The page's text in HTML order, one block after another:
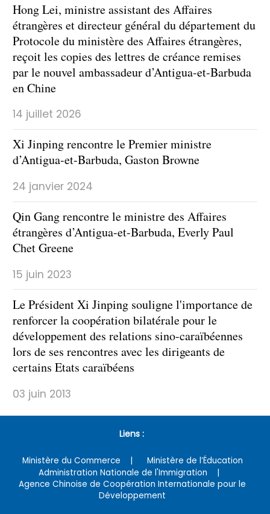
Hong Lei, ministre assistant des Affaires
étrangères et directeur général du département du
Protocole du ministère des Affaires étrangères,
reçoit les copies des lettres de créance remises
par le nouvel ambassadeur d’Antigua-et-Barbuda
en Chine
14 juillet 2026
Xi Jinping rencontre le Premier ministre
d’Antigua-et-Barbuda, Gaston Browne
24 janvier 2024
Qin Gang rencontre le ministre des Affaires
étrangères d’Antigua-et-Barbuda, Everly Paul
Chet Greene
15 juin 2023
Le Président Xi Jinping souligne l'importance de
renforcer la coopération bilatérale pour le
développement des relations sino-caraïbéennes
lors de ses rencontres avec les dirigeants de
certains Etats caraïbéens
03 juin 2013
Liens :
Ministère du Commerce
Ministère de l’Éducation
Administration Nationale de l'Immigration
Agence Chinoise de Coopération Internationale pour le
Développement